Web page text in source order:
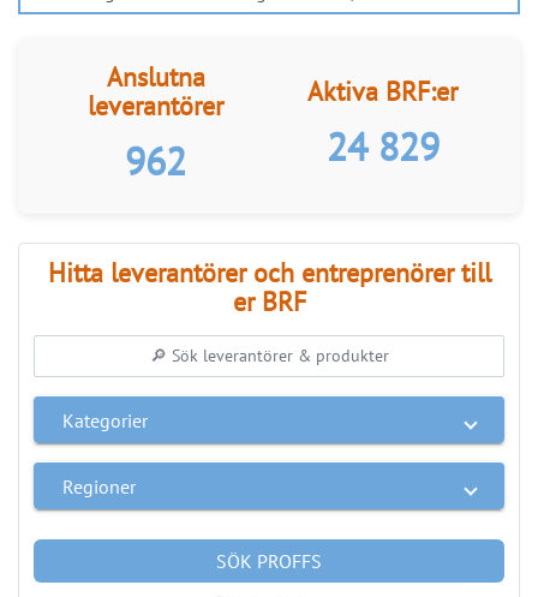
LÄS BRF-MAPPEN >>
Nyhetsbrev
Håll dig uppdaterad med de senaste
ANNONS